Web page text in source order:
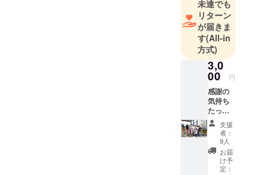
が地域はも
ちろん多方
面から遊び
に来ていた
だき老若男
女大いにに
ぎわいまし
た！地域を
代表するお
祭りとして
確立してい
くべく活動
をしていき
未達でも
リターン
が届きま
す(All-in
方式)
3,0
00 円
感謝の
気持ち
たっぷ
りのお
礼の
メール
支援
者：
9人
お届
け予
定：